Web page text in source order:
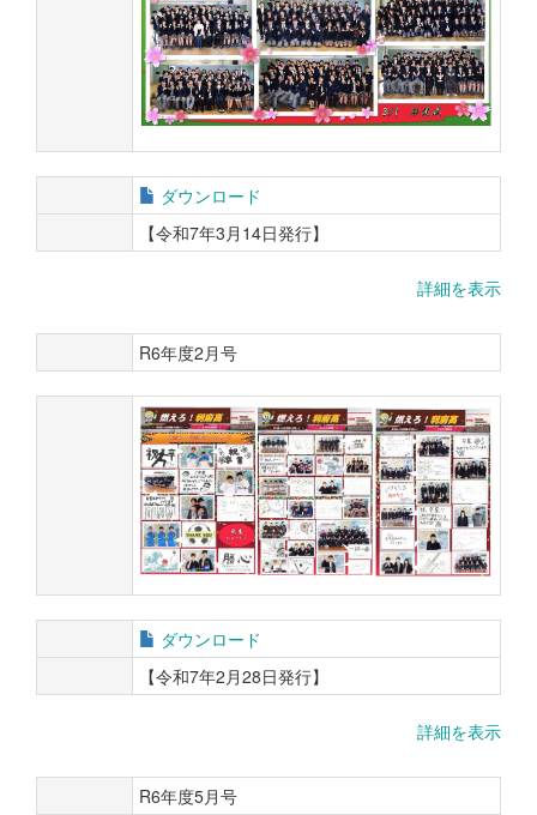
ダウンロード
【令和7年3月14日発行】
詳細を表示
R6年度2月号
ダウンロード
【令和7年2月28日発行】
詳細を表示
R6年度5月号